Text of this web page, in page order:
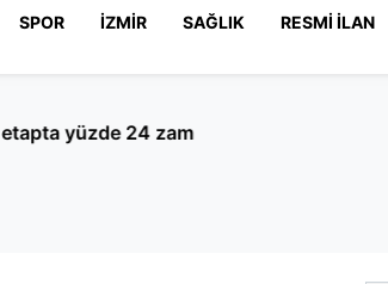
SPOR İZMIR SAĞLIK RESMI İLAN
kadına ‘boş gebelik’ raporu verildi, 30